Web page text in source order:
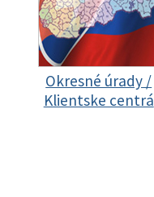
Okresné úrady /
Klientske centrá